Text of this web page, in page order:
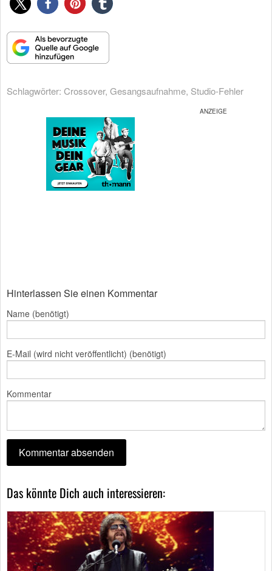
Schlagwörter: Crossover, Gesangsaufnahme, Studio-Fehler
Hinterlassen Sie einen Kommentar
Name (benötigt)
E-Mail (wird nicht veröffentlicht) (benötigt)
Kommentar
Das könnte Dich auch interessieren: